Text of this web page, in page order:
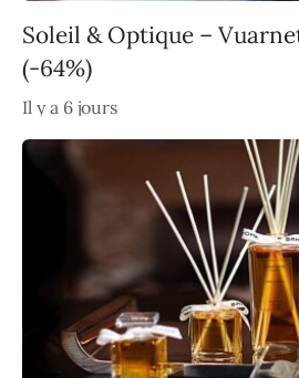
Soleil & Optique –
(-64%)
Il y a 6 jours